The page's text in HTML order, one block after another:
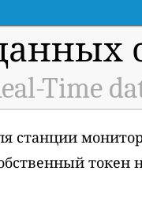
Time
токен